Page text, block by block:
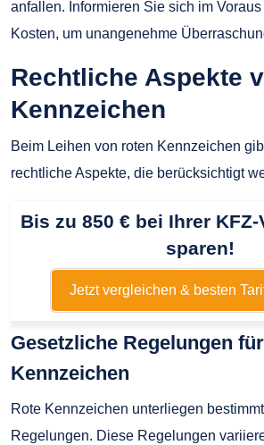
anfallen. Informieren Sie sich im
Kosten, um unangenehme
Rechtliche Aspekte
Kennzeichen
Beim Leihen von roten Kennzeichen
rechtliche Aspekte, die berücksichtigt
Bis zu 850 € bei Ihrer
sparen!
Jetzt vergleichen & besten
Gesetzliche Regelungen
Kennzeichen
Rote Kennzeichen unterliegen
Regelungen. Diese Regelungen